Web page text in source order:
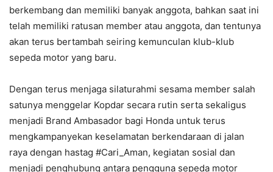
berkembang dan memiliki banyak anggota, bahkan saat ini
telah memiliki ratusan member atau anggota, dan tentunya
akan terus bertambah seiring kemunculan klub-klub
sepeda motor yang baru.
Dengan terus menjaga silaturahmi sesama member salah
satunya menggelar Kopdar secara rutin serta sekaligus
menjadi Brand Ambasador bagi Honda untuk terus
mengkampanyekan keselamatan berkendaraan di jalan
raya dengan hastag #Cari_Aman, kegiatan sosial dan
menjadi penghubung antara pengguna sepeda motor